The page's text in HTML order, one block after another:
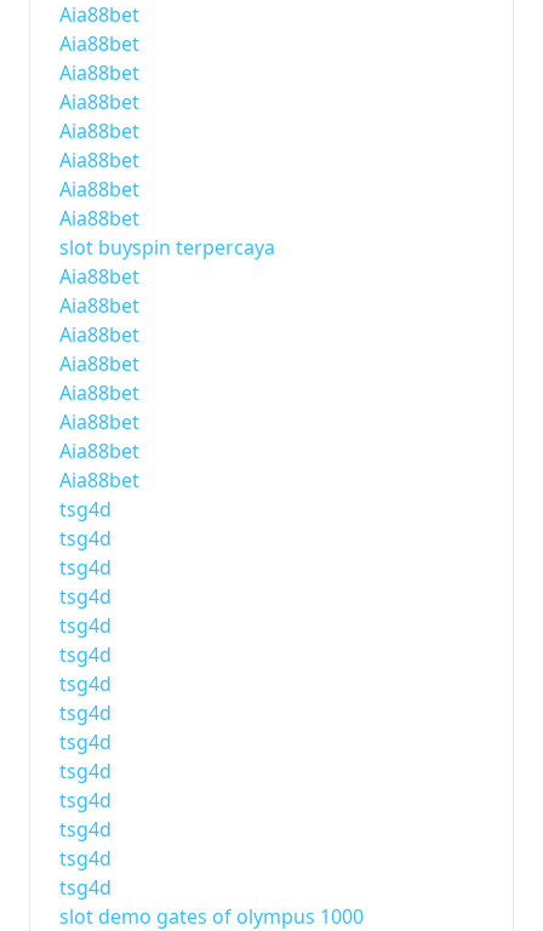
Aia88bet
Aia88bet
Aia88bet
Aia88bet
Aia88bet
Aia88bet
Aia88bet
Aia88bet
slot buyspin terpercaya
Aia88bet
Aia88bet
Aia88bet
Aia88bet
Aia88bet
Aia88bet
Aia88bet
Aia88bet
tsg4d
tsg4d
tsg4d
tsg4d
tsg4d
tsg4d
tsg4d
tsg4d
tsg4d
tsg4d
tsg4d
tsg4d
tsg4d
tsg4d
slot demo gates of olympus 1000